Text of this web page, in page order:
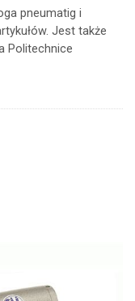
pneumatig i
Jest także
Politechnice